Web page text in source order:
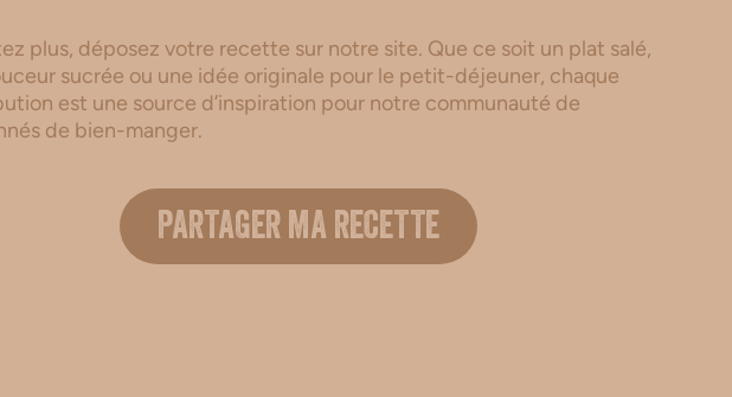
plus, déposez votre recette sur notre site. Que ce soit un plat salé,
sucrée ou une idée originale pour le petit-déjeuner, chaque
est une source d’inspiration pour notre communauté de
de bien-manger.
PARTAGER MA RECETTE